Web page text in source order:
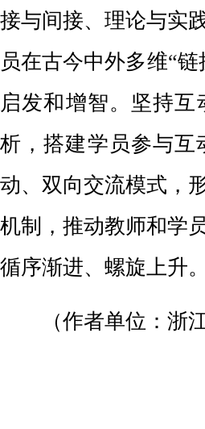
接与间接、理论与实
员在古今中外多维“
启发和增智。坚持
析，搭建学员参与互
动、双向交流模式，
机制，推动教师和学
循序渐进、螺旋上升。
（作者单位：浙江